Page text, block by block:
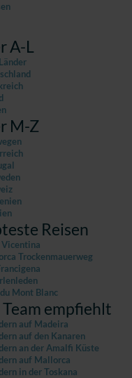
A-L
M-Z
Reisen
Vicentina
Trockenmauerweg
Mont Blanc
Team empfiehlt
auf Madeira
auf den Kanaren
an der Amalfi Küste
auf Mallorca
in der Toskana